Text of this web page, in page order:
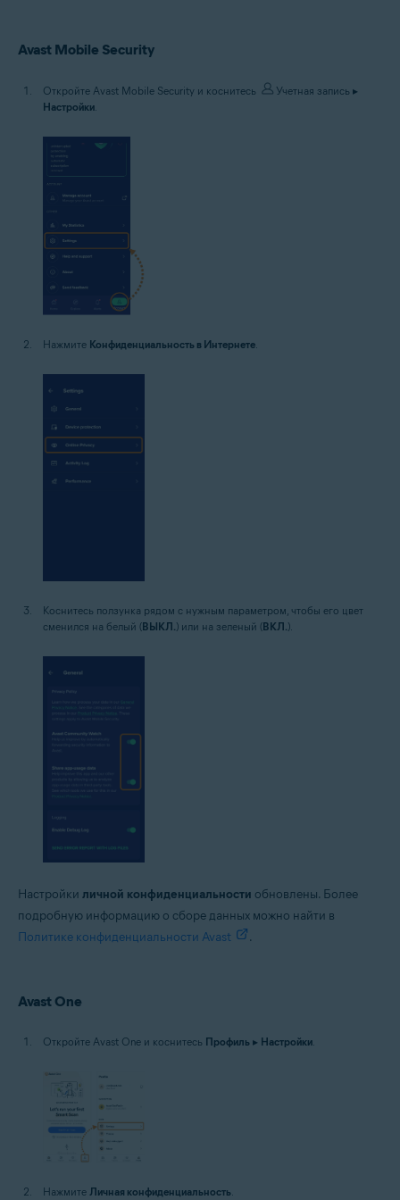
Avast Mobile Security
Откройте Avast Mobile Security и коснитесь Учетная запись ▸
Настройки.
Нажмите Конфиденциальность в Интернете
Коснитесь ползунка рядом с нужным параметром, чтобы его цвет
сменился на белый (ВЫКЛ. ) или на зеленый (ВКЛ. ).
Настройки личной конфиденциальности обновлены. Более
подробную информацию о сборе данных можно найти в
Политике конфиденциальности Avast
.
Avast One
Откройте Avast One и коснитесь Профиль ▸ Настройки.
Нажмите Личная конфиденциальность.